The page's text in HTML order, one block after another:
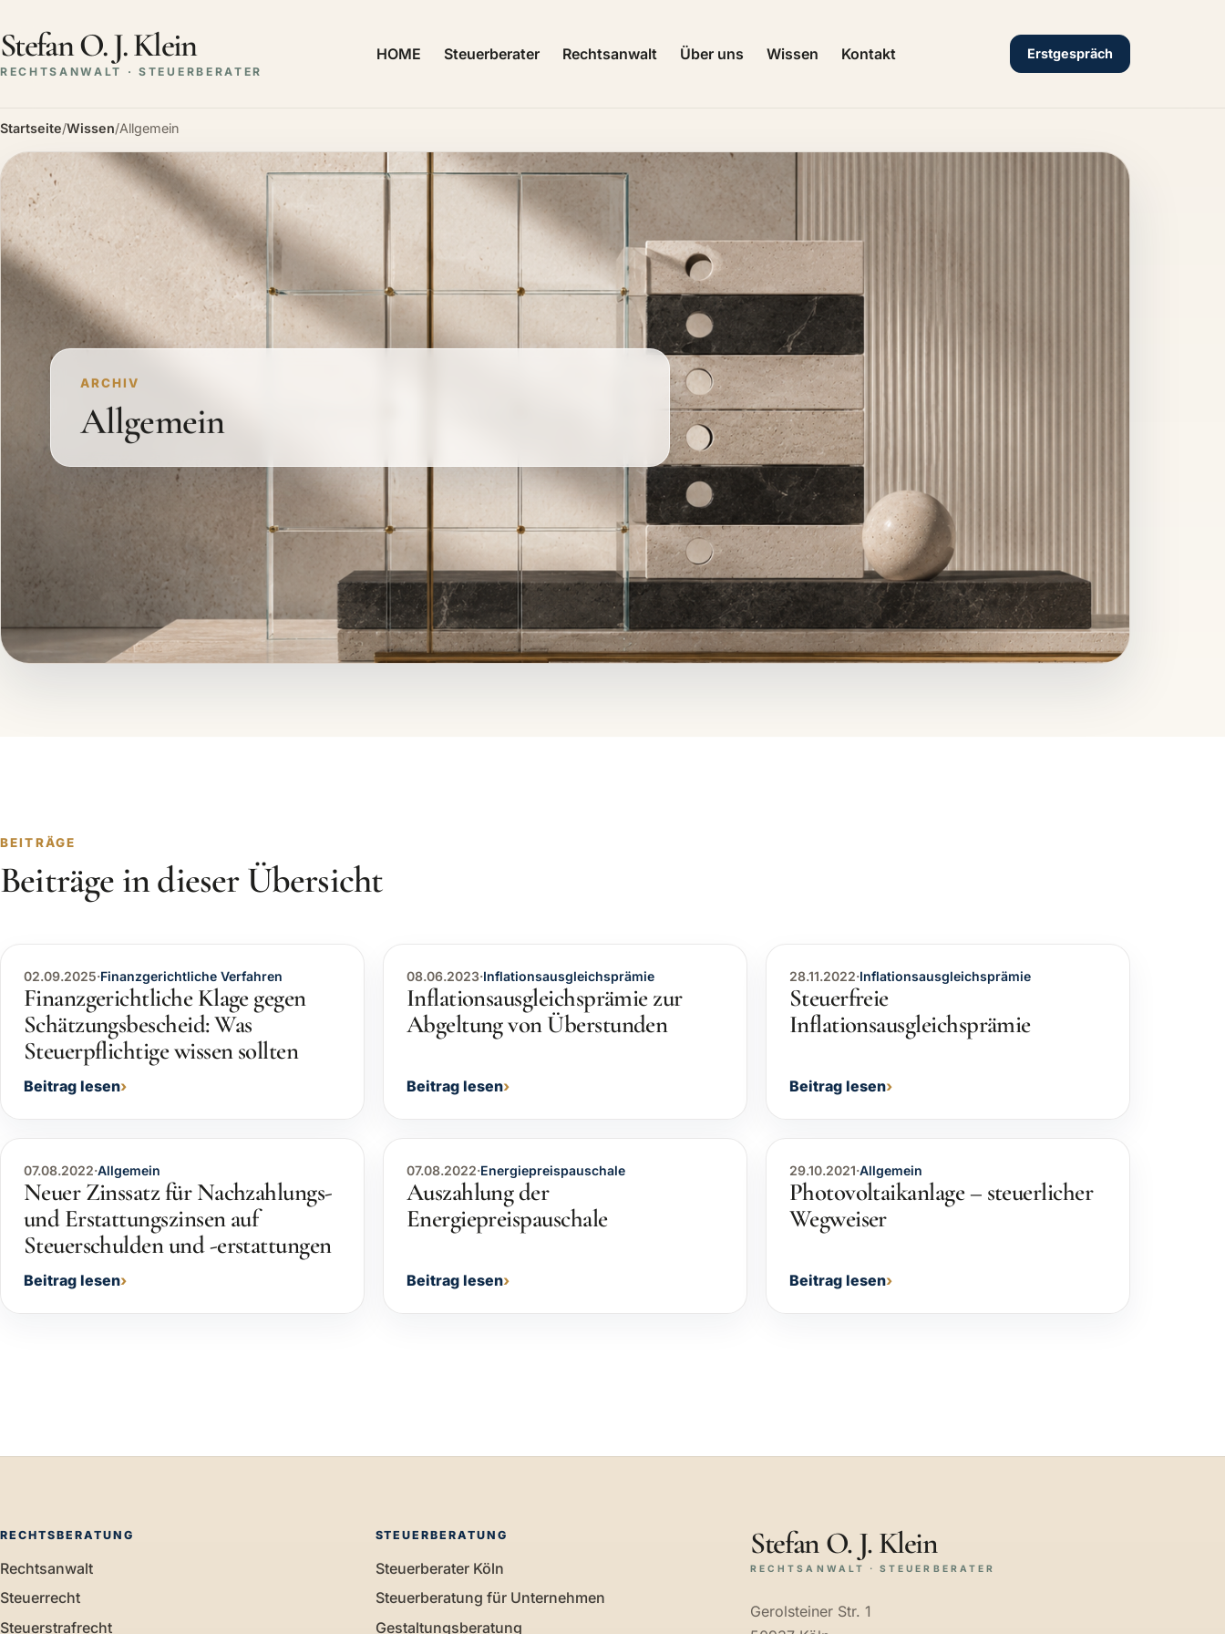
Stefan O. J. Klein
RECHTSANWALT · STEUERBERATER
HOME Steuerberater Rechtsanwalt Über uns Wissen Kontakt Erstgespräch
Startseite/Wissen/Allgemein
ARCHIV
Allgemein
BEITRÄGE
Beiträge in dieser Übersicht
02.09.2025·Finanzgerichtliche Verfahren
Finanzgerichtliche Klage gegen
Schätzungsbescheid: Was
Steuerpflichtige wissen sollten
Beitrag lesen
08.06.2023·Inflationsausgleichsprämie
Inflationsausgleichsprämie zur
Abgeltung von Überstunden
Beitrag lesen
28.11.2022·Inflationsausgleichsprämie
Steuerfreie
Inflationsausgleichsprämie
Beitrag lesen
07.08.2022·Allgemein
Neuer Zinssatz für Nachzahlungs-
und Erstattungszinsen auf
Steuerschulden und -erstattungen
Beitrag lesen
07.08.2022·Energiepreispauschale
Auszahlung der
Energiepreispauschale
Beitrag lesen
29.10.2021·Allgemein
Photovoltaikanlage – steuerlicher
Wegweiser
Beitrag lesen
RECHTSBERATUNG
Rechtsanwalt
Steuerrecht
Steuerstrafrecht
STEUERBERATUNG
Steuerberater Köln
Steuerberatung für Unternehmen
Gestaltungsberatung
Stefan O. J. Klein
RECHTSANWALT · STEUERBERATER
Gerolsteiner Str. 1